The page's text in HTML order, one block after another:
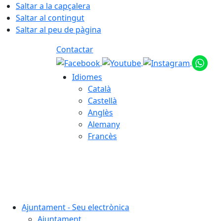
Saltar a la capçalera
Saltar al contingut
Saltar al peu de pàgina
Contactar
Idiomes
Català
Castellà
Anglès
Alemany
Francès
Ajuntament - Seu electrònica